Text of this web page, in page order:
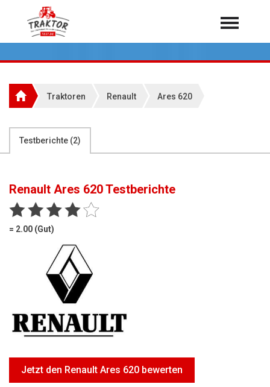
Home
Rundballenpressen
Teleskoplader
Freischneider
Über 7.000 Testberichte
Traktoren Renault Ares 620
Testberichte (2)
Renault Ares 620Testberichte
= 2.00 (Gut)
Jetzt den Renault Ares 620 bewerten